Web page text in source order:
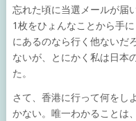
忘れた頃に当選メールが届
1枚をひょんなことから手
にあるのなら行く他ないだ
ないが、とにかく私は日本
た。
さて、香港に行って何をし
かない。唯一わかることは